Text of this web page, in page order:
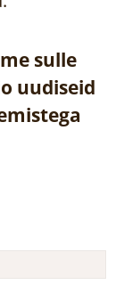
sulle
uudiseid